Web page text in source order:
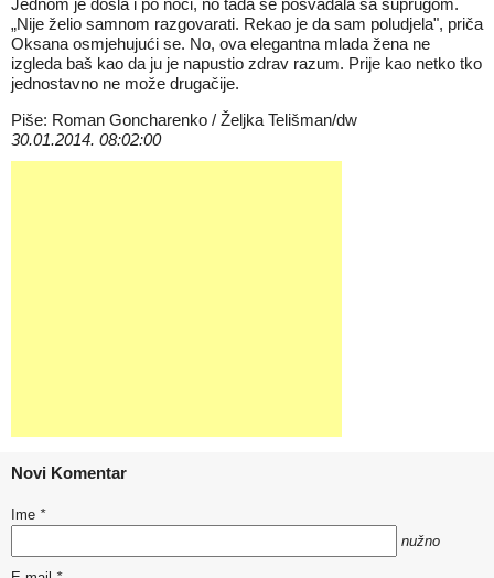
Jednom je došla i po noći, no tada se posvađala sa suprugom.
„Nije želio samnom razgovarati. Rekao je da sam poludjela", priča
Oksana osmjehujući se. No, ova elegantna mlada žena ne
izgleda baš kao da ju je napustio zdrav razum. Prije kao netko tko
jednostavno ne može drugačije.
Piše: Roman Goncharenko / Željka Telišman/dw
30.01.2014. 08:02:00
Novi Komentar
Ime *
nužno